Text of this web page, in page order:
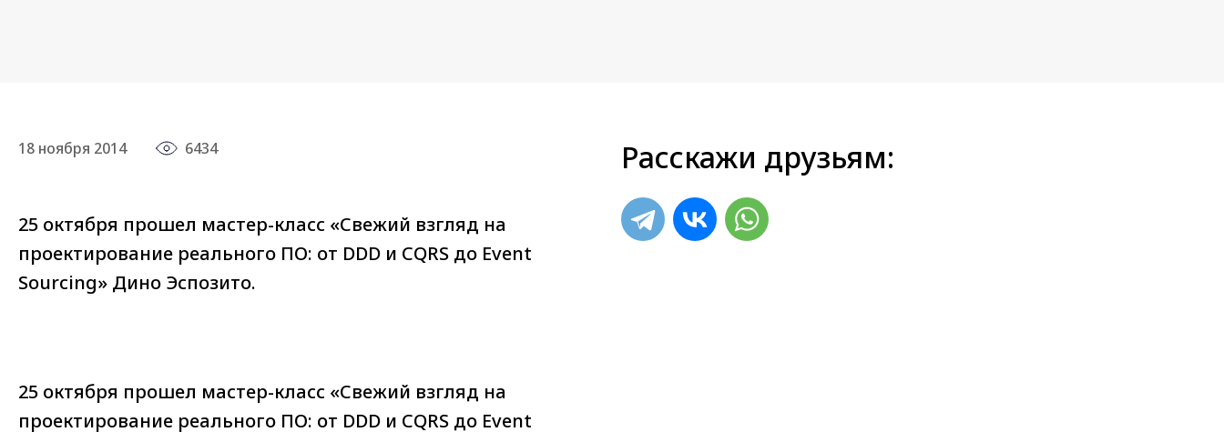
18 ноября 2014 6434
25 октября прошел мастер-класс «Свежий взгляд на
проектирование реального ПО: от DDD и CQRS до Event
Sourcing» Дино Эспозито.
25 октября прошел мастер-класс «Свежий взгляд на
проектирование реального ПО: от DDD и CQRS до Event
Расскажи друзьям: